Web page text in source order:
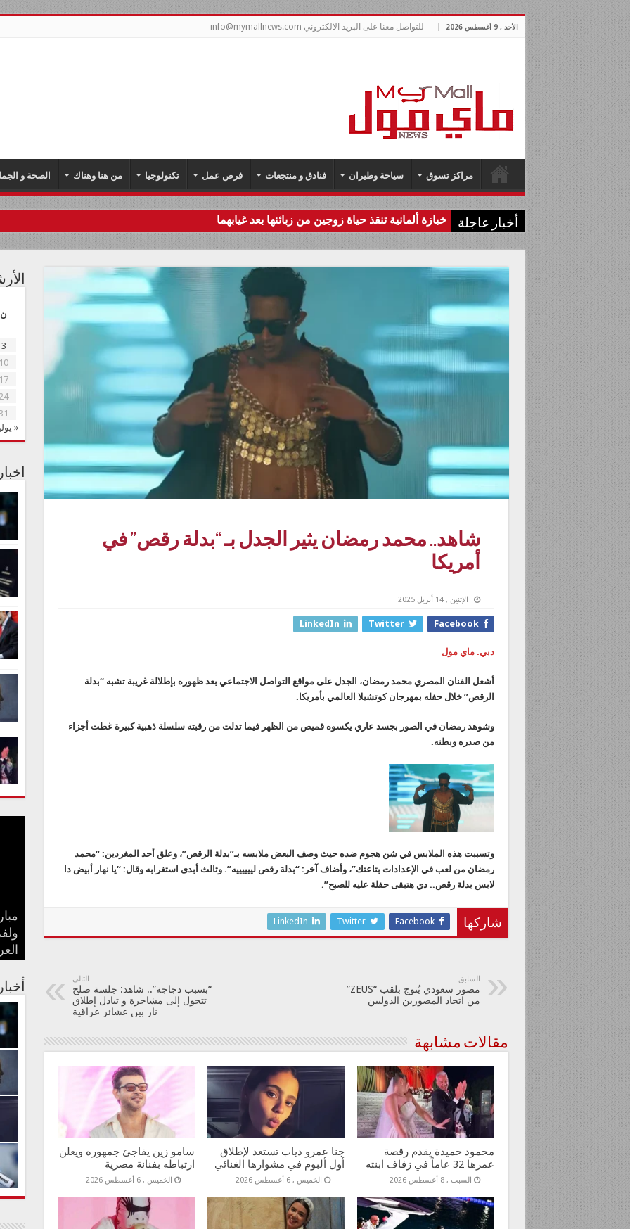
الأحد , 9 أغسطس 2026 للتواصل معنا على البريد الالكتروني info@mymallnews.com
مراكز تسوق سياحة وطيران فنادق و منتجعات فرص عمل تكنولوجيا من هنا وهناك الصحة و
أخبار عاجلة خبازة ألمانية تنقذ حياة زوجين من زبائنها بعد غيابهما
شاهد.. محمد رمضان يثير الجدل بـ “بدلة رقص” في
أمريكا
الإثنين , 14 أبريل 2025
Facebook
Twitter
LinkedIn
دبي. ماي مول
أشعل الفنان المصري محمد رمضان، الجدل على مواقع التواصل الاجتماعي بعد ظهوره بإطلالة غريبة تشبه “بدلة
الرقص” خلال حفله بمهرجان كوتشيلا العالمي بأمريكا.
وشوهد رمضان في الصور بجسد عاري يكسوه قميص من الظهر فيما تدلت من رقبته سلسلة ذهبية كبيرة غطت أجزاء
من صدره وبطنه.
وتسببت هذه الملابس في شن هجوم ضده حيث وصف البعض ملابسه بـ”بدلة الرقص”، وعلق أحد المغردين: “محمد
رمضان من لعب في الإعدادات بتاعتك”، وأضاف آخر: “بدلة رقص لييييييه”. وثالث أبدى استغرابه وقال: “يا نهار أبيض دا
لابس بدلة رقص.. دي هتبقى حفلة عليه للصبح”.
شاركها Facebook
Twitter
LinkedIn
السابق
مصور سعودي يُتوج بلقب “ZEUS”
من اتحاد المصورين الدوليين
التالي
“بسبب دجاجة”.. شاهد: جلسة صلح
تتحول إلى مشاجرة و تبادل إطلاق
نار بين عشائر عراقية
مقالات مشابهة
محمود حميدة يقدم رقصة
عمرها 32 عاماً في زفاف ابنته
السبت , 8 أغسطس 2026
جنا عمرو دياب تستعد لإطلاق
أول ألبوم في مشوارها الغنائي
الخميس , 6 أغسطس 2026
سامو زين يفاجئ جمهوره ويعلن
ارتباطه بفنانة مصرية
الخميس , 6 أغسطس 2026
ن
3
10
17
24
«
بعد
تؤخر
في